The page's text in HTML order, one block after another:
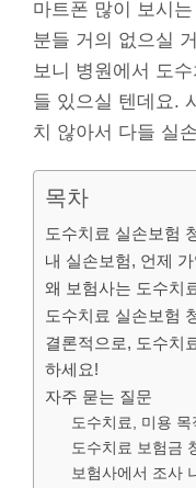
마트폰 많이 보시
분들 거의 없으실
보니 병원에서 도
들 있으실 텐데요.
치 않아서 다들 실
목차
도수치료 실손보험
내 실손보험, 언제
왜 보험사는 도수치
도수치료 실손보험
결론적으로, 도수치
하세요!
자주 묻는 질문
도수치료, 미용
도수치료 보험금
보험사에서 조사